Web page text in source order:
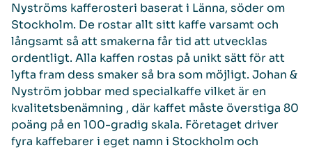
Nyströms kafferosteri baserat i Länna, söder om
Stockholm. De rostar allt sitt kaffe varsamt och
långsamt så att smakerna får tid att utvecklas
ordentligt. Alla kaffen rostas på unikt sätt för att
lyfta fram dess smaker så bra som möjligt. Johan &
Nyström jobbar med specialkaffe vilket är en
kvalitetsbenämning , där kaffet måste överstiga 80
poäng på en 100-gradig skala. Företaget driver
fyra kaffebarer i eget namn i Stockholm och